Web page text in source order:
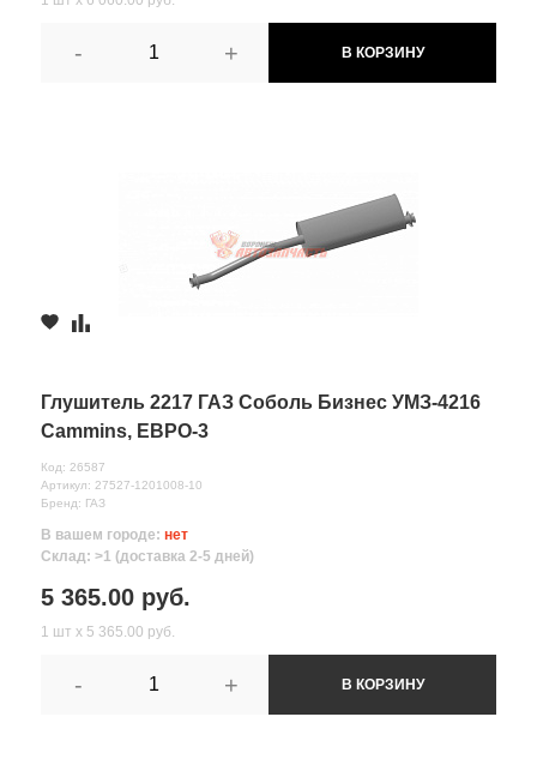
- + В КОРЗИНУ
Глушитель 2217 ГАЗ Соболь Бизнес УМЗ-4216
Cammins, ЕВРО-3
Код: 26587
Артикул: 27527-1201008-10
Бренд: ГАЗ
В вашем городе: нет
Склад: >1 (доставка 2-5 дней)
5 365.00 руб.
1 шт х 5 365.00 руб.
- + В КОРЗИНУ